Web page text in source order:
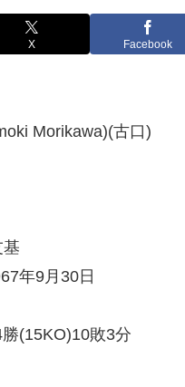
X Facebook
Morikawa)(古口)
年9月30日
(15KO)10敗3分